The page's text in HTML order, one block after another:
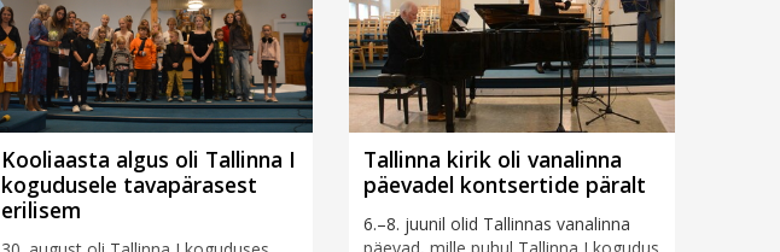
Kooliaasta algus oli Tallinna I
kogudusele tavapärasest
erilisem
Tallinna kirik oli vanalinna
päevadel kontsertide päralt
6.–8. juunil olid Tallinnas vanalinna